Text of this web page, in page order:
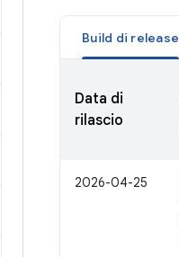
Build di release
Data di
rilascio
2026-04-25